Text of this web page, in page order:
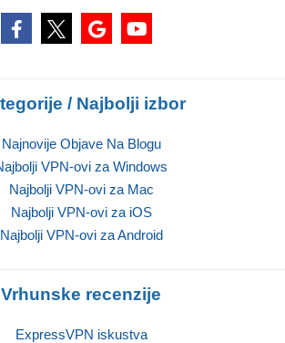
/ Najbolji izbor
Najnovije Objave Na Blogu
VPN-ovi za Windows
Najbolji VPN-ovi za Mac
Najbolji VPN-ovi za iOS
Najbolji VPN-ovi za Android
Vrhunske recenzije
ExpressVPN iskustva